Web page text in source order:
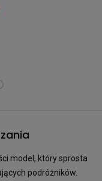
model, który sprosta
podróżników.